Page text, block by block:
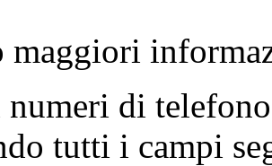
maggiori
numeri di
tutti i campi